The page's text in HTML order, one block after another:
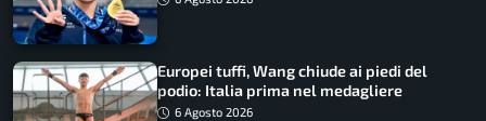
Europei tuffi, Wang chiude ai piedi del
podio: Italia prima nel medagliere
6 Agosto 2026